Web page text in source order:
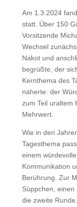
Am 1.3.2024
statt. Über 150
Vorsitzende
Wechsel
Nakot und
begrüßte, der
Kernthema des
näherte: der
zum Teil uraltem
Mehrwert.
Wie in den
Tagesthema
einem
Kommunikation
Berührung. Zur
Süppchen,
die zweite